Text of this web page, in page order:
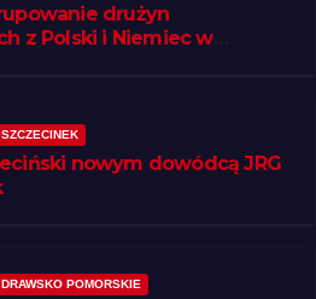
drużyn
z Polski i Niemiec w
SZCZECINEK
nowym dowódcą JRG
DRAWSKO POMORSKIE